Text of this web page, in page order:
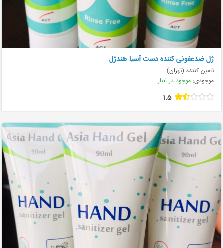
ژل ضدعفونی کننده دست آسیا هندژل
تامین کننده (تهران)
موجودی: موجود در انبار
1.5